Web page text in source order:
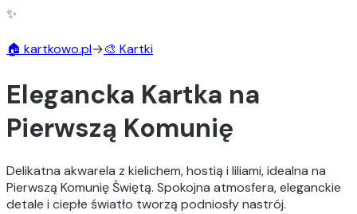
✨
🏠 kartkowo.pl→🎨 Kartki
Elegancka Kartka na
Pierwszą Komunię
Delikatna akwarela z kielichem, hostią i liliami, idealna na
Pierwszą Komunię Świętą. Spokojna atmosfera, eleganckie
detale i ciepłe światło tworzą podniosły nastrój.